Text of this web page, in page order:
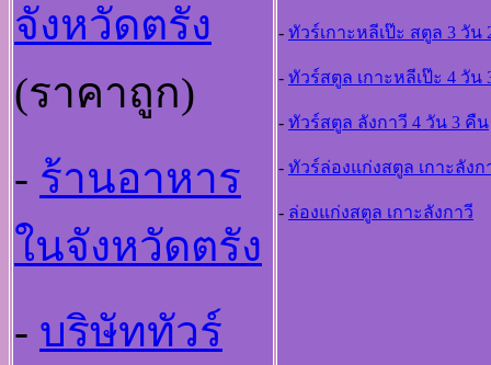
จังหวัดตรัง
(ราคาถูก)
- ร้านอาหาร
ในจังหวัดตรัง
- บริษัททัวร์
- ทัวร์เกาะหลีเป๊ะ สตูล 3 วัน
- ทัวร์สตูล เกาะหลีเป๊ะ 4 วัน
- ทัวร์สตูล ลังกาวี 4 วัน 3 คืน
- ทัวร์ล่องแก่งสตูล เกาะลังก
- ล่องแก่งสตูล เกาะลังกาวี